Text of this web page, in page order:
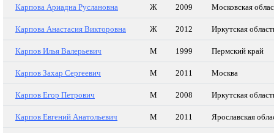
Карпова Ариадна Руслановна Ж 2009 Московская
Карпова Анастасия Викторовна Ж 2012 Иркутская
Карпов Илья Валерьевич М 1999 Пермский край
Карпов Захар Сергеевич М 2011 Москва
Карпов Егор Петрович М 2008 Иркутская
Карпов Евгений Анатольевич М 2011 Ярославская